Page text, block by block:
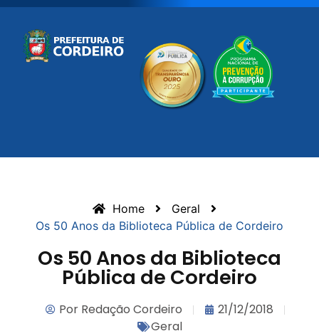
Home
Geral
Os 50 Anos da Biblioteca Pública de Cordeiro
Os 50 Anos da Biblioteca
Pública de Cordeiro
PorRedação Cordeiro
21/12/2018
Geral